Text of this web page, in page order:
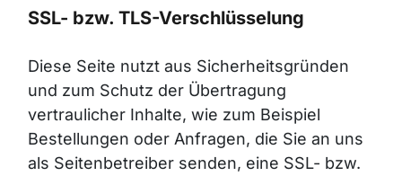
SSL- bzw. TLS-Verschlüsselung
Diese Seite nutzt aus Sicherheitsgründen
und zum Schutz der Übertragung
vertraulicher Inhalte, wie zum Beispiel
Bestellungen oder Anfragen, die Sie an uns
als Seitenbetreiber senden, eine SSL- bzw.